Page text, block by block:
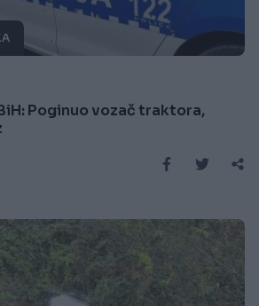
Poginuo vozač traktora,